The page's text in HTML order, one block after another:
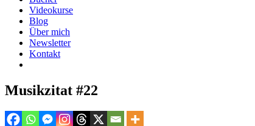
Videokurse
Blog
Über mich
Newsletter
Kontakt
Musikzitat #22